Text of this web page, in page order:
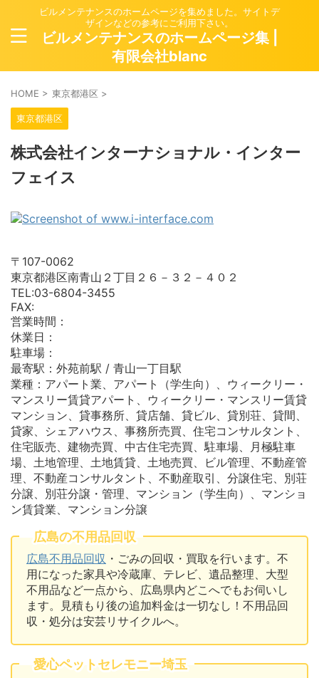
ビルメンテナンスのホームページを集めました。サイトデ
ザインなどの参考にご利用下さい。
ビルメンテナンスのホームページ集 |
有限会社blanc
HOME > 東京都港区 >
東京都港区
株式会社インターナショナル・インター
フェイス
〒107-0062
東京都港区南青山２丁目２６－３２－４０２
TEL:03-6804-3455
FAX:
営業時間：
休業日：
駐車場：
最寄駅：外苑前駅 / 青山一丁目駅
業種：アパート業、アパート（学生向）、ウィークリー・
マンスリー賃貸アパート、ウィークリー・マンスリー賃貸
マンション、貸事務所、貸店舗、貸ビル、貸別荘、貸間、
貸家、シェアハウス、事務所売買、住宅コンサルタント、
住宅販売、建物売買、中古住宅売買、駐車場、月極駐車
場、土地管理、土地賃貸、土地売買、ビル管理、不動産管
理、不動産コンサルタント、不動産取引、分譲住宅、別荘
分譲、別荘分譲・管理、マンション（学生向）、マンショ
ン賃貸業、マンション分譲
広島の不用品回収
広島不用品回収 ・ごみの回収・買取を行います。不
用になった家具や冷蔵庫、テレビ、遺品整理、大型
不用品など一点から、広島県内どこへでもお伺いし
ます。見積もり後の追加料金は一切なし！不用品回
収・処分は安芸リサイクルへ。
愛心ペットセレモニー埼玉